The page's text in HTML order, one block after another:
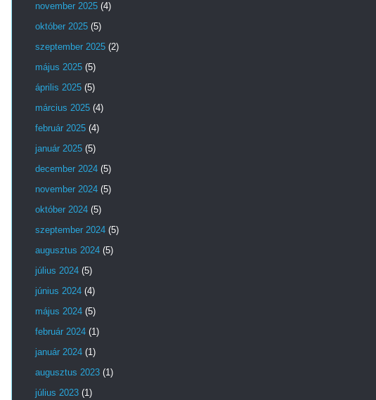
november 2025 (4)
október 2025 (5)
szeptember 2025 (2)
május 2025 (5)
április 2025 (5)
március 2025 (4)
február 2025 (4)
január 2025 (5)
december 2024 (5)
november 2024 (5)
október 2024 (5)
szeptember 2024 (5)
augusztus 2024 (5)
július 2024 (5)
június 2024 (4)
május 2024 (5)
február 2024 (1)
január 2024 (1)
augusztus 2023 (1)
július 2023 (1)